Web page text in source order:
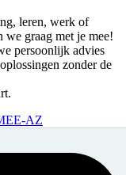
leren, werk of
graag met je mee!
persoonlijk advies
zonder de
AZ